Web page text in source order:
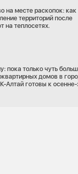
на месте раскопок:
территорий после
на теплосетях.
пока только чуть
домов в
Алтай готовы к